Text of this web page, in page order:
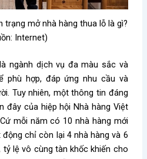
trạng mở nhà hàng thua lỗ là gì?
Internet)
ngành dịch vụ đa màu sắc và
phù hợp, đáp ứng nhu cầu và
Tuy nhiên, một thông tin đáng
đây của hiệp hội Nhà hàng Việt
mỗi năm có 10 nhà hàng mới
chỉ còn lại 4 nhà hàng và 6
tỷ lệ vô cùng tàn khốc khiến cho